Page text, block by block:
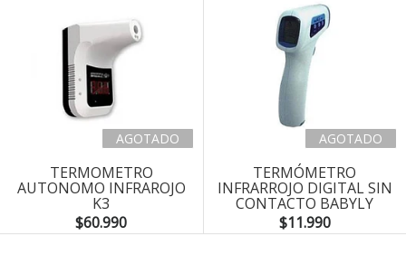
AGOTADO
TERMOMETRO
AUTONOMO INFRAROJO
K3
$60.990
AGOTADO
TERMÓMETRO
INFRARROJO DIGITAL SIN
CONTACTO BABYLY
$11.990